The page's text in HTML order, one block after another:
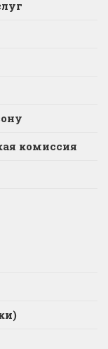
комиссия